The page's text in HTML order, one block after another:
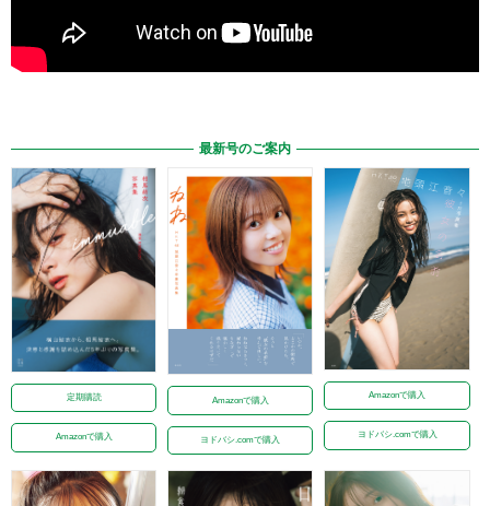
最新号のご案内
定期購読
Amazonで購入
Amazonで購入
ヨドバシ.comで購入
Amazonで購入
ヨドバシ.comで購入